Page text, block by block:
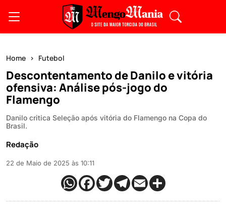
Home Futebol
Descontentamento de Danilo e vitória
ofensiva: Análise pós-jogo do
Flamengo
Danilo critica Seleção após vitória do Flamengo na Copa do
Brasil.
Redação
22 de Maio de 2025 às 10:11